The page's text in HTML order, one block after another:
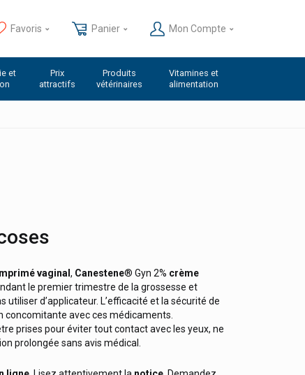
Favoris Panier Mon Compte
et
Prix
attractifs
Produits
vétérinaires
Vitamines et
alimentation
vaginal , Canestene® Gyn 2% crème
le premier trimestre de la grossesse et
utiliser d’applicateur. L’efficacité et la sécurité de
avec ces médicaments.
prises pour éviter tout contact avec les yeux, ne
prolongée sans avis médical.